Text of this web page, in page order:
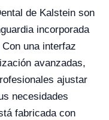
de Kalstein son
incorporada
una interfaz
avanzadas,
ajustar
necesidades
fabricada con